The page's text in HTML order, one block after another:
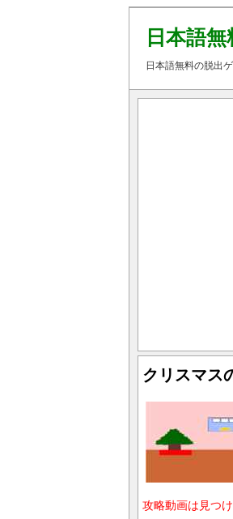
日本語
日本語無料の脱出
クリスマス
攻略動画は見つ